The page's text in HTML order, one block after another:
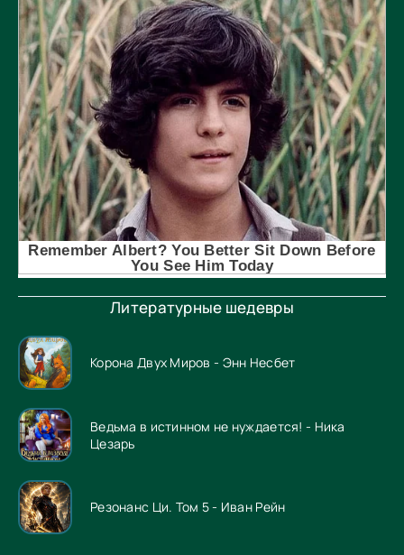
Литературные шедевры
Корона Двух Миров - Энн Несбет
Ведьма в истинном не нуждается! - Ника
Цезарь
Резонанс Ци. Том 5 - Иван Рейн